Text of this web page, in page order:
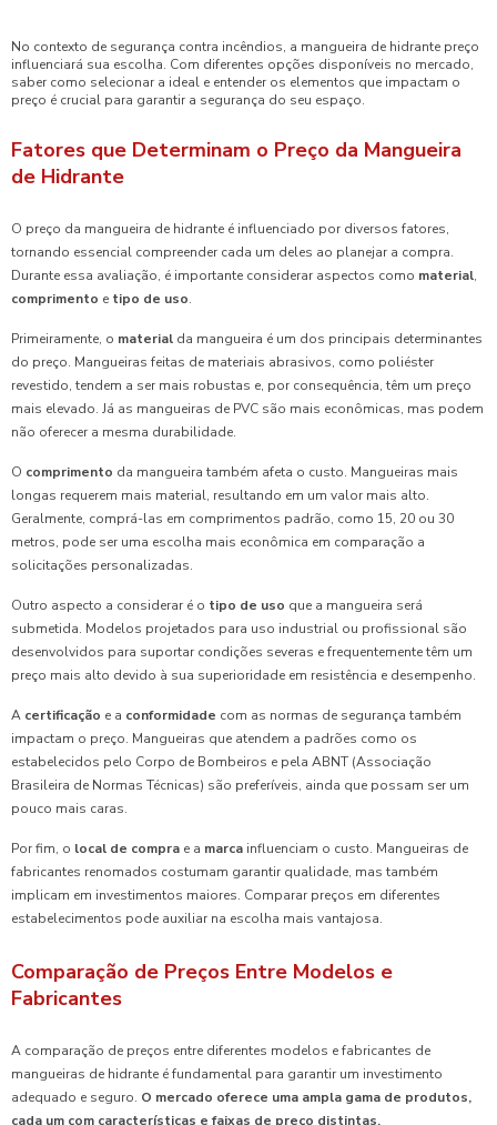
No contexto de segurança contra incêndios, a mangueira de hidrante preço
influenciará sua escolha. Com diferentes opções disponíveis no mercado,
saber como selecionar a ideal e entender os elementos que impactam o
preço é crucial para garantir a segurança do seu espaço.
Fatores que Determinam o Preço da Mangueira
de Hidrante
O preço da mangueira de hidrante é influenciado por diversos fatores,
tornando essencial compreender cada um deles ao planejar a compra.
Durante essa avaliação, é importante considerar aspectos como material,
comprimento e tipo de uso.
Primeiramente, o material da mangueira é um dos principais determinantes
do preço. Mangueiras feitas de materiais abrasivos, como poliéster
revestido, tendem a ser mais robustas e, por consequência, têm um preço
mais elevado. Já as mangueiras de PVC são mais econômicas, mas podem
não oferecer a mesma durabilidade.
O comprimento da mangueira também afeta o custo. Mangueiras mais
longas requerem mais material, resultando em um valor mais alto.
Geralmente, comprá-las em comprimentos padrão, como 15, 20 ou 30
metros, pode ser uma escolha mais econômica em comparação a
solicitações personalizadas.
Outro aspecto a considerar é o tipo de uso que a mangueira será
submetida. Modelos projetados para uso industrial ou profissional são
desenvolvidos para suportar condições severas e frequentemente têm um
preço mais alto devido à sua superioridade em resistência e desempenho.
A certificação e a conformidade com as normas de segurança também
impactam o preço. Mangueiras que atendem a padrões como os
estabelecidos pelo Corpo de Bombeiros e pela ABNT (Associação
Brasileira de Normas Técnicas) são preferíveis, ainda que possam ser um
pouco mais caras.
Por fim, o local de compra e a marca influenciam o custo. Mangueiras de
fabricantes renomados costumam garantir qualidade, mas também
implicam em investimentos maiores. Comparar preços em diferentes
estabelecimentos pode auxiliar na escolha mais vantajosa.
Comparação de Preços Entre Modelos e
Fabricantes
A comparação de preços entre diferentes modelos e fabricantes de
mangueiras de hidrante é fundamental para garantir um investimento
adequado e seguro. O mercado oferece uma ampla gama de produtos,
cada um com características e faixas de preço distintas.